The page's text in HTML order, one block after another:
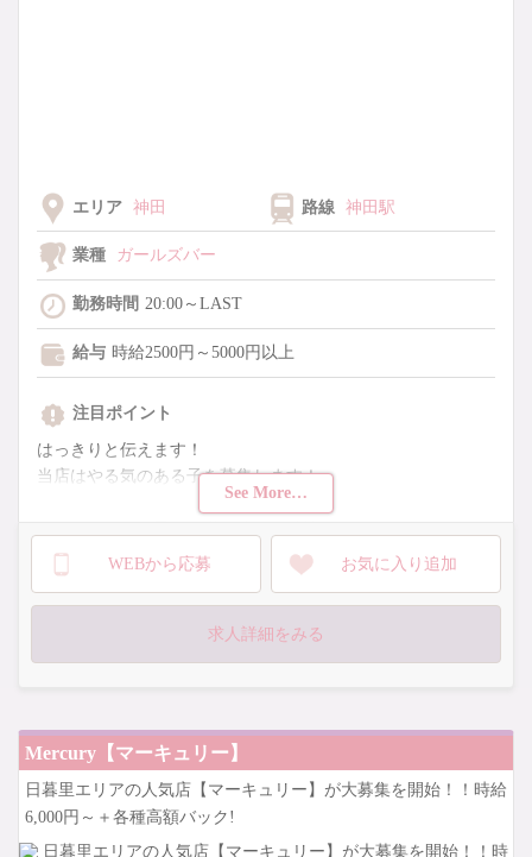
エリア 神田 路線 神田駅
業種 ガールズバー
勤務時間 20:00～LAST
給与 時給2500円～5000円以上
See More…
注目ポイント
はっきりと伝えます！
当店はやる気のある子を募集します！
なので、正直面接基準は厳しいです。
ここまで強気で募集を行うには理由があります！
稼ぎたくて、挑戦したい子は応募をお待ちしています！
必ず入って良かったと思えることをお約束します！
WEBから応募 お気に入り追加
求人詳細をみる
Mercury【マーキュリー】
日暮里エリアの人気店【マーキュリー】が大募集を開始！！時給
6,000円～＋各種高額バック!